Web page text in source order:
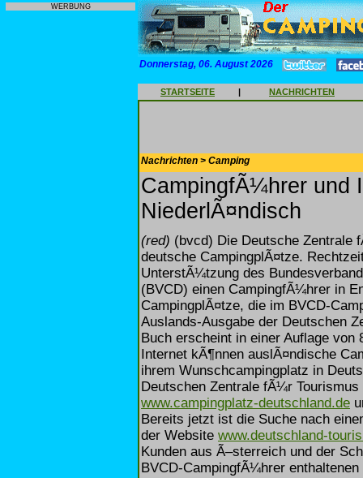
WERBUNG
Donnerstag, 06. August 2026
STARTSEITE | NACHRICHTEN
Nachrichten > Camping
CampingfÃ¼hrer und
NiederlÃ¤ndisch
(red) (bvcd) Die Deutsche Zentrale
deutsche CampingplÃ¤tze.
UnterstÃ¼tzung des
(BVCD) einen CampingfÃ¼hrer in
CampingplÃ¤tze, die im BVCD-
Auslands-Ausgabe der Deutschen
Buch erscheint in einer Auflage von
Internet kÃ¶nnen auslÃ¤ndische
ihrem Wunschcampingplatz in
Deutschen Zentrale fÃ¼r
www.campingplatz-deutschland.de
Bereits jetzt ist die Suche nach
der Website www.deutschland-
Kunden aus Ã–sterreich und der
BVCD-CampingfÃ¼hrer